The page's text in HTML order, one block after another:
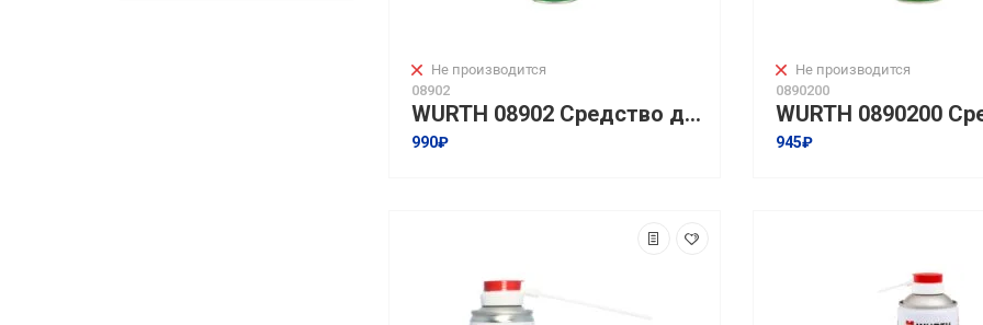
Не производится
08902
WURTH 08902 Средство для удаления ржавчины Rost Off I 300мл
990₽
Не производится
0890200
945₽